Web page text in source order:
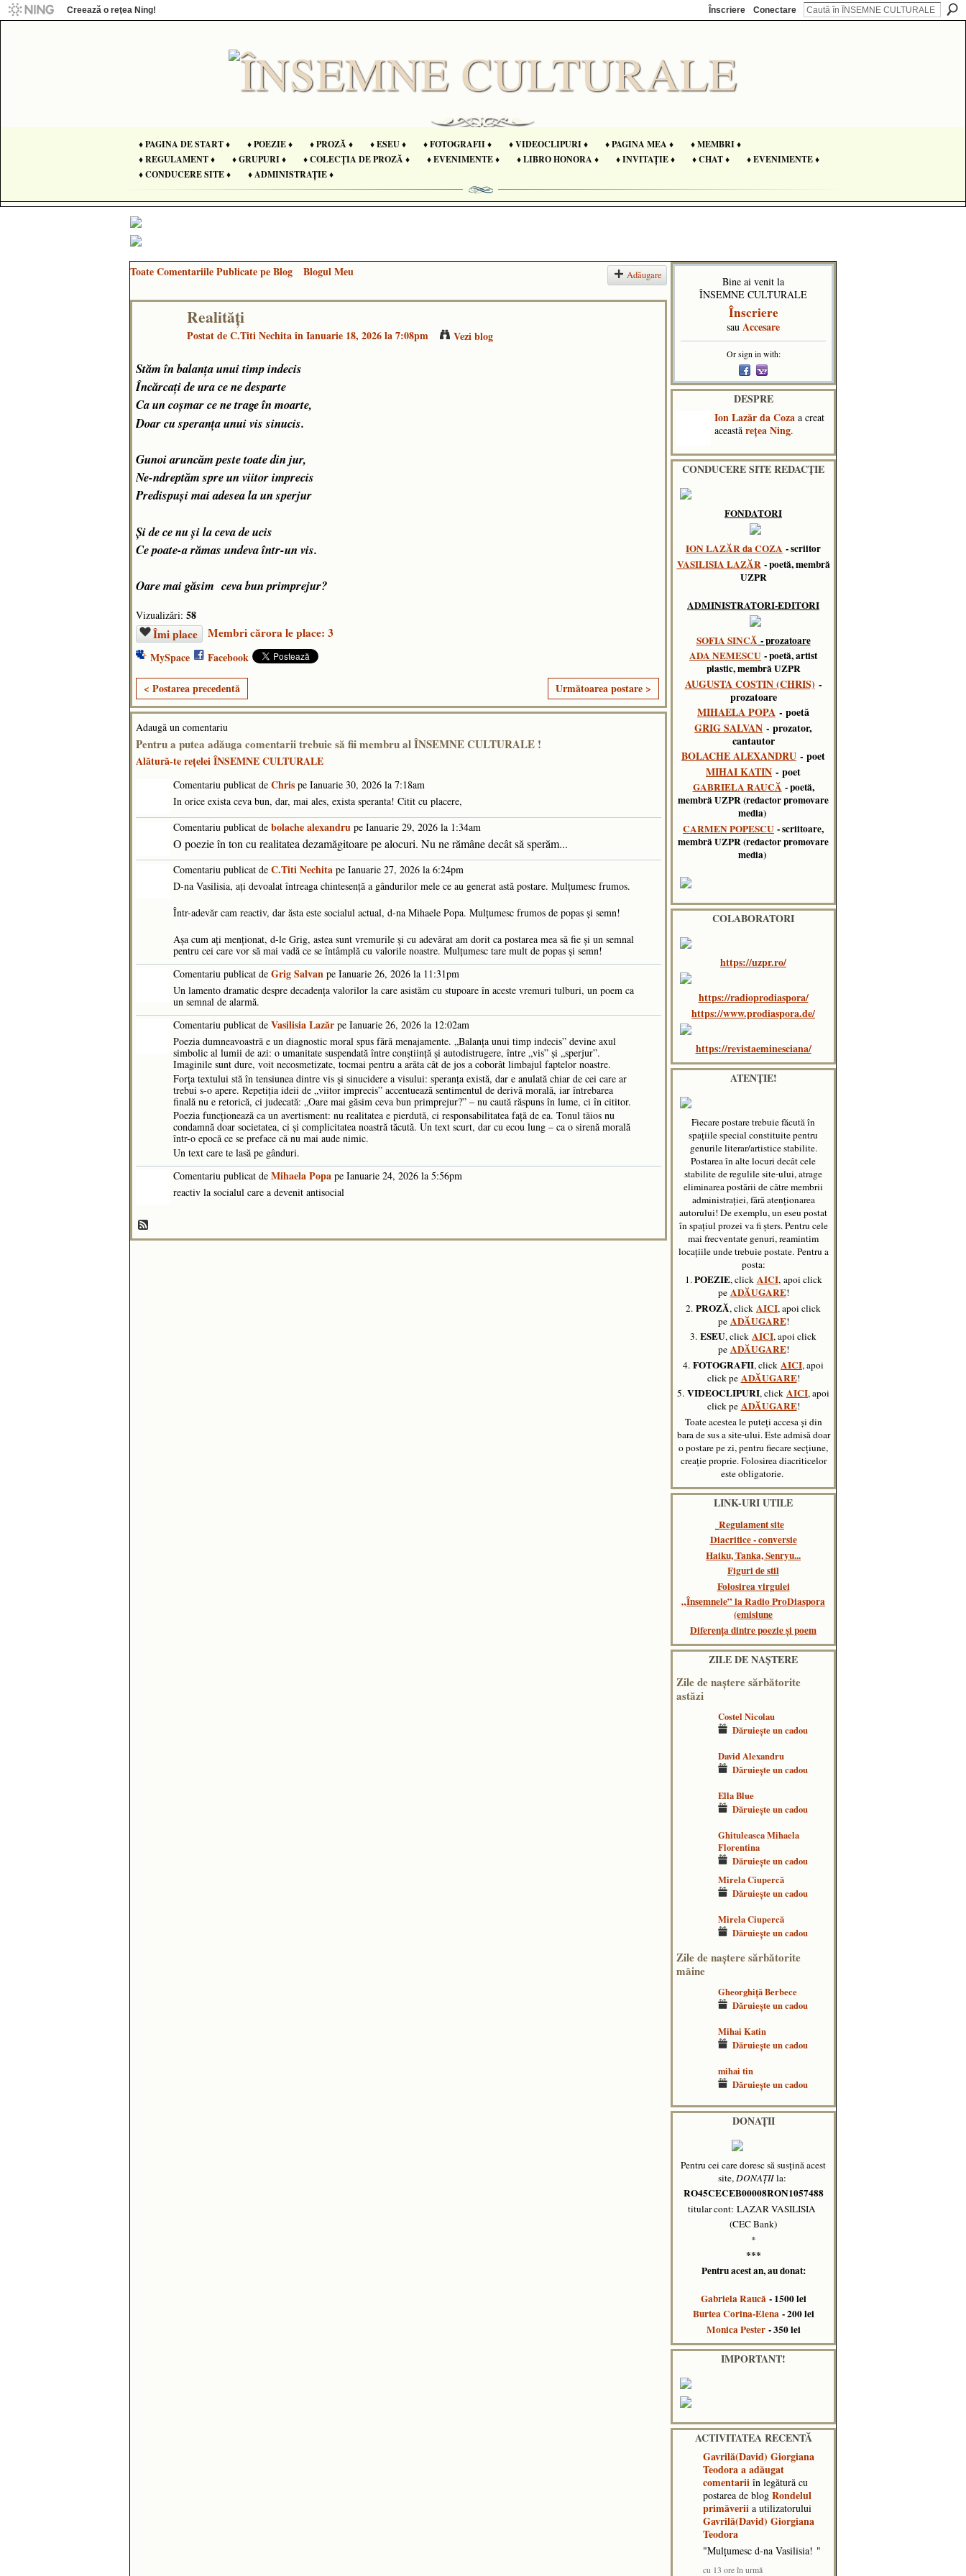
Creează o reţea Ning! Înscriere Conectare
♦ PAGINA DE START ♦ ♦ POEZIE ♦ ♦ PROZĂ ♦ ♦ ESEU ♦ ♦ FOTOGRAFII ♦ ♦ VIDEOCLIPURI ♦ ♦ PAGINA MEA ♦
♦ MEMBRI ♦
♦ REGULAMENT ♦
♦ GRUPURI ♦ ♦ COLECȚIA DE PROZĂ ♦ ♦ EVENIMENTE ♦ ♦ LIBRO HONORA ♦ ♦ INVITAȚIE ♦ ♦ CHAT ♦
♦ EVENIMENTE ♦
♦ CONDUCERE SITE ♦
♦ ADMINISTRAȚIE ♦
Toate Comentariile Publicate pe Blog Blogul Meu Adăugare
Realități
Postat deC.Titi Nechitaîn Ianuarie 18, 2026 la 7:08pm Vezi blog
Stăm în balanța unui timp indecis
Încărcați de ura ce ne desparte
Ca un coșmar ce ne trage în moarte,
Doar cu speranța unui vis sinucis.
Gunoi aruncăm peste toate din jur,
Ne-ndreptăm spre un viitor imprecis
Predispuși mai adesea la un sperjur
Și de ce nu și la ceva de ucis
Ce poate-a rămas undeva într-un vis.
Oare mai găsim ceva bun primprejur?
Vizualizări: 58
Îmi place Membri cărora le place: 3
MySpace Facebook
< Postarea precedentă Următoarea postare >
Adaugă un comentariu
Pentru a putea adăuga comentarii trebuie să fii membru al ÎNSEMNE CULTURALE !
Alătură-te reţelei ÎNSEMNE CULTURALE
Comentariu publicat de Chris pe Ianuarie 30, 2026 la 7:18am
In orice exista ceva bun, dar, mai ales, exista speranta! Citit cu placere,
Comentariu publicat de bolache alexandru pe Ianuarie 29, 2026 la 1:34am
O poezie în ton cu realitatea dezamăgitoare pe alocuri. Nu ne rămâne decât să sperăm...
Comentariu publicat de C.Titi Nechita pe Ianuarie 27, 2026 la 6:24pm
D-na Vasilisia, ați devoalat întreaga chintesență a gândurilor mele ce au generat astă postare. Mulțumesc frumos.
Într-adevăr cam reactiv, dar ăsta este socialul actual, d-na Mihaele Popa. Mulțumesc frumos de popas și semn!
Așa cum ați menționat, d-le Grig, astea sunt vremurile și cu adevărat am dorit ca postarea mea să fie și un semnal
pentru cei care vor să mai vadă ce se întâmplă cu valorile noastre. Mulțumesc tare mult de popas și semn!
Comentariu publicat de Grig Salvan pe Ianuarie 26, 2026 la 11:31pm
Un lamento dramatic despre decadența valorilor la care asistăm cu stupoare în aceste vremuri tulburi, un poem ca
un semnal de alarmă.
Comentariu publicat de Vasilisia Lazăr pe Ianuarie 26, 2026 la 12:02am
Poezia dumneavoastră e un diagnostic moral spus fără menajamente. „Balanța unui timp indecis” devine axul
simbolic al lumii de azi: o umanitate suspendată între conștiință și autodistrugere, între „vis” și „sperjur”.
Imaginile sunt dure, voit necosmetizate, tocmai pentru a arăta cât de jos a coborât limbajul faptelor noastre.
Forța textului stă în tensiunea dintre vis și sinucidere a visului: speranța există, dar e anulată chiar de cei care ar
trebui s-o apere. Repetiția ideii de „viitor imprecis” accentuează sentimentul de derivă morală, iar întrebarea
finală nu e retorică, ci judecată: „Oare mai găsim ceva bun primprejur?” – nu caută răspuns în lume, ci în cititor.
Poezia funcționează ca un avertisment: nu realitatea e pierdută, ci responsabilitatea față de ea. Tonul tăios nu
condamnă doar societatea, ci și complicitatea noastră tăcută. Un text scurt, dar cu ecou lung – ca o sirenă morală
într-o epocă ce se preface că nu mai aude nimic.
Un text care te lasă pe gânduri.
Comentariu publicat de Mihaela Popa pe Ianuarie 24, 2026 la 5:56pm
reactiv la socialul care a devenit antisocial
Bine ai venit la
ÎNSEMNE CULTURALE
Înscriere
sau Accesare
Or sign in with:
DESPRE
Ion Lazăr da Coza a creat
această reţea Ning.
CONDUCERE SITE REDACȚIE
FONDATORI
ION LAZĂR da COZA - scriitor
VASILISIA LAZĂR - poetă, membră
UZPR
ADMINISTRATORI-EDITORI
SOFIA SINCĂ - prozatoare
ADA NEMESCU - poetă, artist
plastic, membră UZPR
AUGUSTA COSTIN (CHRIS) -
prozatoare
MIHAELA POPA - poetă
GRIG SALVAN - prozator,
cantautor
BOLACHE ALEXANDRU - poet
MIHAI KATIN - poet
GABRIELA RAUCĂ - poetă,
membră UZPR (redactor promovare
media)
CARMEN POPESCU - scriitoare,
membră UZPR (redactor promovare
media)
COLABORATORI
https://uzpr.ro/
https://radioprodiaspora/
https://www.prodiaspora.de/
https://revistaeminesciana/
ATENȚIE!
Fiecare postare trebuie făcută în
spaţiile special constituite pentru
genurile literar/artistice stabilite.
Postarea în alte locuri decât cele
stabilite de regulile site-ului, atrage
eliminarea postării de către membrii
administraţiei, fără atenţionarea
autorului! De exemplu, un eseu postat
în spațiul prozei va fi șters. Pentru cele
mai frecventate genuri, reamintim
locațiile unde trebuie postate. Pentru a
posta:
1.POEZIE, click AICI, apoi click
pe ADĂUGARE!
2. PROZĂ, click AICI, apoi click
pe ADĂUGARE!
3. ESEU, click AICI, apoi click
pe ADĂUGARE!
4. FOTOGRAFII, click AICI, apoi
click pe ADĂUGARE!
5. VIDEOCLIPURI, click AICI,apoi
click pe ADĂUGARE!
Toate acestea le puteți accesa și din
bara de sus a site-ului. Este admisă doar
o postare pe zi, pentru fiecare secțiune,
creație proprie. Folosirea diacriticelor
este obligatorie.
LINK-URI UTILE
Regulament site
Diacritice - conversie
Haiku, Tanka, Senryu...
Figuri de stil
Folosirea virgulei
„Însemnele” la Radio ProDiaspora
(emisiune
Diferența dintre poezie și poem
ZILE DE NAŞTERE
Zile de naştere sărbătorite
astăzi
Costel Nicolau
Dăruieşte un cadou
David Alexandru
Dăruieşte un cadou
Ella Blue
Dăruieşte un cadou
Ghituleasca Mihaela
Florentina
Dăruieşte un cadou
Mirela Ciupercă
Dăruieşte un cadou
Mirela Ciupercă
Dăruieşte un cadou
Zile de naştere sărbătorite
mâine
Gheorghiță Berbece
Dăruieşte un cadou
Mihai Katin
Dăruieşte un cadou
mihai tin
Dăruieşte un cadou
DONAȚII
Pentru cei care doresc să susțină acest
site, DONAȚIIla:
RO45CECEB00008RON1057488
titular cont: LAZAR VASILISIA
(CEC Bank)
*
***
Pentru acest an, au donat:
Gabriela Raucă- 1500 lei
Burtea Corina-Elena- 200 lei
Monica Pester- 350 lei
IMPORTANT!
ACTIVITATEA RECENTĂ
Gavrilă(David) Giorgiana
Teodoraa adăugat
comentarii în legătură cu
postarea de blog Rondelul
primăverii a utilizatorului
Gavrilă(David) Giorgiana
Teodora
"Mulțumesc d-na Vasilisia! "
cu 13 ore în urmă